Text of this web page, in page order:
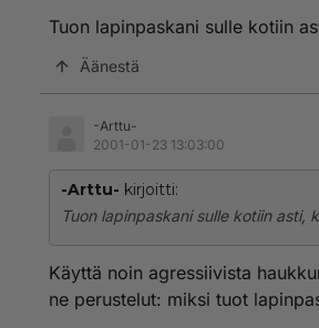
vaan ja pussin kiikutat kotios!
Tuon lapinpaskani sulle kotiin
Äänestä
-Arttu-
2001-01-23 13:03:00
-Arttu- kirjoitti:
Tuon lapinpaskani sulle kotiin asti,
Käyttä noin agressiivista
ne perustelut: miksi tuot